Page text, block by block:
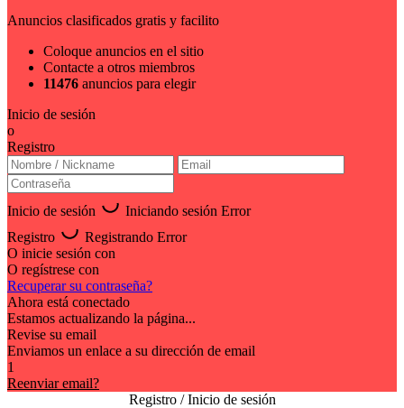
Anuncios clasificados gratis y facilito
Coloque anuncios en el sitio
Contacte a otros miembros
11476 anuncios para elegir
Inicio de sesión
o
Registro
Inicio de sesión Iniciando sesión Error
Registro
Registrando Error
O inicie sesión con
O regístrese con
Recuperar su contraseña?
Ahora está conectado
Estamos actualizando la página...
Revise su email
Enviamos un enlace a su dirección de email
1
Reenviar email?
Registro / Inicio de sesión